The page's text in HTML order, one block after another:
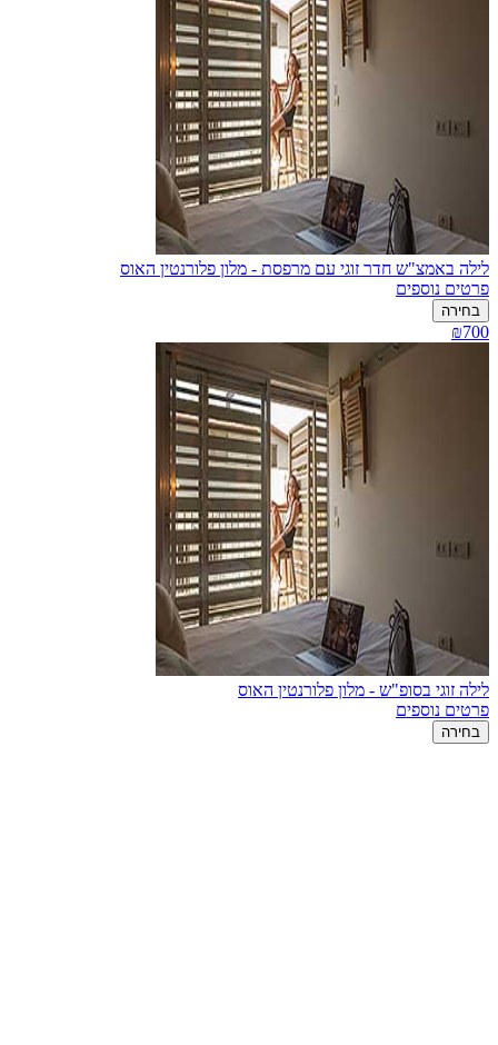
לילה באמצ"ש חדר זוגי עם מרפסת - מלון פלורנטין האוס
פרטים נוספים
בחירה
₪700
לילה זוגי בסופ"ש - מלון פלורנטין האוס
פרטים נוספים
בחירה